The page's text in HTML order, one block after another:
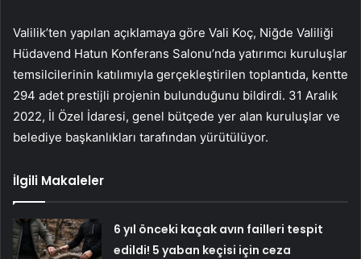
Valilik’ten yapılan açıklamaya göre Vali Koç, Niğde Valiliği
Hüdavend Hatun Konferans Salonu’nda yatırımcı kuruluşlar
temsilcilerinin katılımıyla gerçekleştirilen toplantıda, kentte
294 adet prestijli projenin bulunduğunu bildirdi. 31 Aralık
2022, İl Özel İdaresi, genel bütçede yer alan kuruluşlar ve
belediye başkanlıkları tarafından yürütülüyor.
İlgili Makaleler
6 yıl önceki kaçak avın failleri tespit
edildi! 5 yaban keçisi için ceza